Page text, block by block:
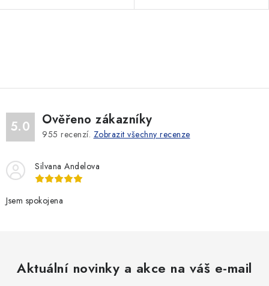
á
d
a
c
p
v
5.0 Ověřeno zákazníky
955 recenzí. Zobrazit všechny recenze
Silvana Andelova
Jsem spokojena
Aktuální novinky a akce na váš e-mail